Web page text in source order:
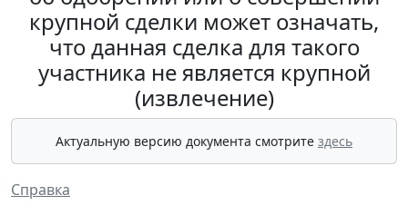
крупной сделки может означать,
что данная сделка для такого
участника не является крупной
(извлечение)
Актуальную версию документа смотрите здесь
Справка